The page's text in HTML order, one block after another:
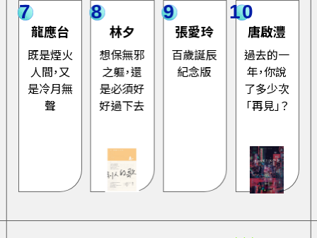
7
龍應台
既是煙火
人間，又
是冷月無
聲
8
林夕
想保無邪
之軀，還
是必須好
好過下去
9
張愛玲
百歲誕辰
紀念版
10
唐啟灃
過去的一
年，你說
了多少次
「再見」？